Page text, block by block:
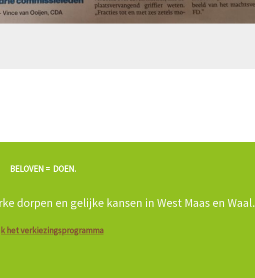
BELOVEN = DOEN.
dorpen en gelijke kansen in West Maas en Waal.
het verkiezingsprogramma